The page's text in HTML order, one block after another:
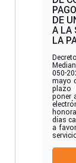
DE
A LA
LA
050-
mayo
plazo
poner
días
a